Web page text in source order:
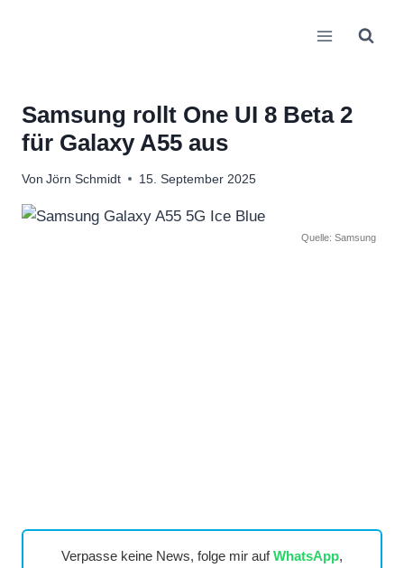
Samsung rollt One UI 8 Beta 2
für Galaxy A55 aus
Von Jörn Schmidt 15. September 2025
Quelle: Samsung
Verpasse keine News, folge mir aufWhatsApp,